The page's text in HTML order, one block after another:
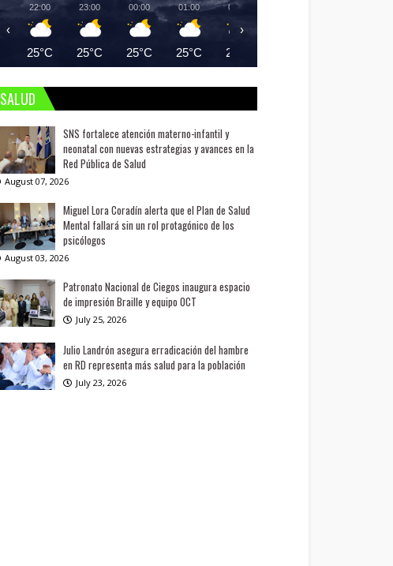
22:00
25°C
23:00
25°C
00:00
25°C
01:00
25°C
02:00
25°C
‹ ›
SALUD
SNS fortalece atención materno-infantil y
neonatal con nuevas estrategias y avances en la
Red Pública de Salud
August 07, 2026
Miguel Lora Coradín alerta que el Plan de Salud
Mental fallará sin un rol protagónico de los
psicólogos
August 03, 2026
Patronato Nacional de Ciegos inaugura espacio
de impresión Braille y equipo OCT
July 25, 2026
Julio Landrón asegura erradicación del hambre
en RD representa más salud para la población
July 23, 2026